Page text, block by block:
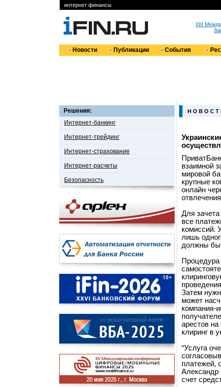
интернет финансы
XIII
Новости Публикации События
Решения:
Интернет-банкинг
Интернет-трейдинг
Интернет-страхование
Интернет-расчеты
Безопасность
Н О В О С Т
взаимной
мировой
крупные
онлайн
Для
все
комиссий.
лишь
должны
Процедура
Затем
может
компания-
арестов на
клиринг в
“Услуга
платежей,
Александр
счет